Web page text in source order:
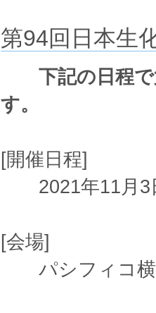
第94回日本生
下記の日程で
す。
[開催日程]
2021年11月3
[会場]
パシフィコ横